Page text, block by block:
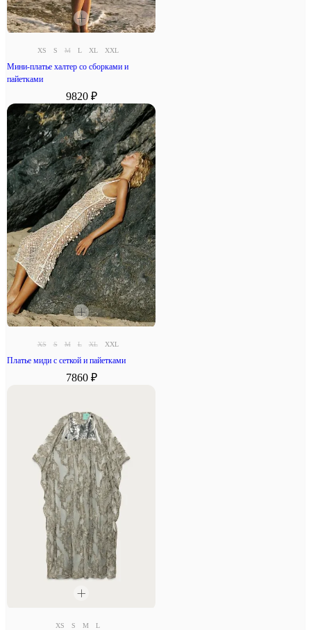
XS S M L XL XXL
Мини-платье халтер со сборками и
пайетками
9820 ₽
XS S M L XL XXL
Платье миди с сеткой и пайетками
7860 ₽
XS S M L